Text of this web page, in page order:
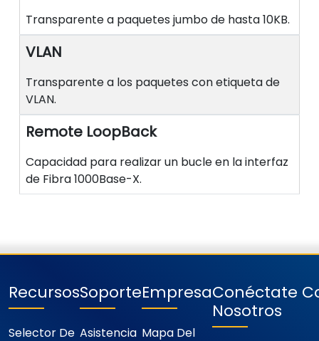
Transparente a paquetes jumbo de hasta 10KB.
VLAN
Transparente a los paquetes con etiqueta de
VLAN.
Remote LoopBack
Capacidad para realizar un bucle en la interfaz
de Fibra 1000Base-X.
Recursos
Selector De
Soporte
Asistencia
Empresa
Mapa Del
Conéctate
Nosotros